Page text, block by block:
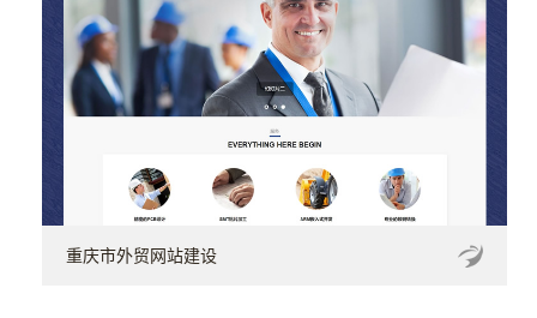
重庆市外贸网站建设